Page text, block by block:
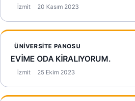
İzmit 20 Kasım 2023
ÜNIVERSITE PANOSU
EVİME ODA KİRALIYORUM.
İzmit 25 Ekim 2023